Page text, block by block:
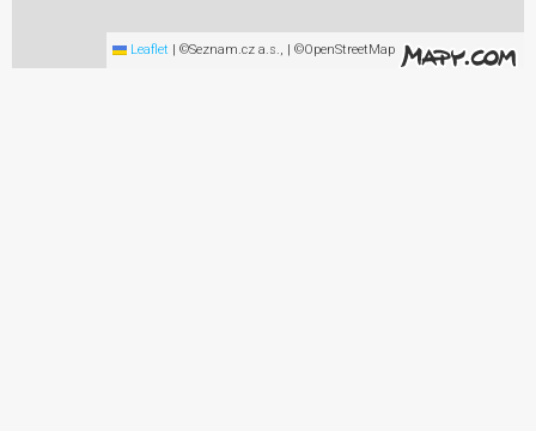
Leaflet | ©Seznam.cz a.s., | ©OpenStreetMap